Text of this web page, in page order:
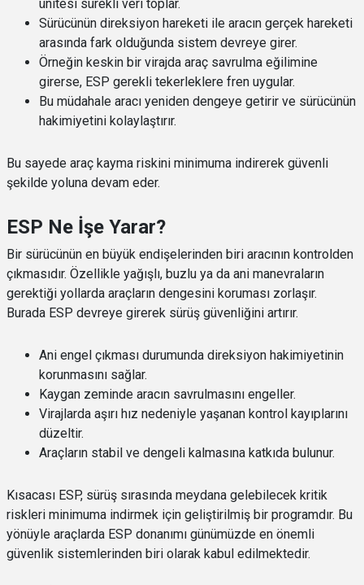
ünitesi sürekli veri toplar.
Sürücünün direksiyon hareketi ile aracın gerçek hareketi
arasında fark olduğunda sistem devreye girer.
Örneğin keskin bir virajda araç savrulma eğilimine
girerse, ESP gerekli tekerleklere fren uygular.
Bu müdahale aracı yeniden dengeye getirir ve sürücünün
hakimiyetini kolaylaştırır.
Bu sayede araç kayma riskini minimuma indirerek güvenli
şekilde yoluna devam eder.
ESP Ne İşe Yarar?
Bir sürücünün en büyük endişelerinden biri aracının kontrolden
çıkmasıdır. Özellikle yağışlı, buzlu ya da ani manevraların
gerektiği yollarda araçların dengesini koruması zorlaşır.
Burada ESP devreye girerek sürüş güvenliğini artırır.
Ani engel çıkması durumunda direksiyon hakimiyetinin
korunmasını sağlar.
Kaygan zeminde aracın savrulmasını engeller.
Virajlarda aşırı hız nedeniyle yaşanan kontrol kayıplarını
düzeltir.
Araçların stabil ve dengeli kalmasına katkıda bulunur.
Kısacası ESP, sürüş sırasında meydana gelebilecek kritik
riskleri minimuma indirmek için geliştirilmiş bir programdır. Bu
yönüyle araçlarda ESP donanımı günümüzde en önemli
güvenlik sistemlerinden biri olarak kabul edilmektedir.